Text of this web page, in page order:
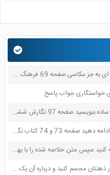
یکی از هنرمندان معاصر مورد علاقه خود را در هر رشته ای به جز عکاسی صفحه 69 فرهنگ و هنر نهم
خواستگاری جواب پاسخ
یکی از حکایت هایی را که تا به حال شنیده اید به زبان ساده بنویسید صفحه 97 نگارش ششم دبستان
یکی از متن های ناتمام زیر را انتخاب کنید و نوشته را ادامه دهید صفحه 73 و 74 کتاب نگارش فارسی پنجم دبستان
یکی از درس های مندرج در کتاب درسی خود را خلاصه کنید سپس متن خلاصه شده را با بهره گیری از روش های دسته بندی نمودار جدول نقشه مفهومی نشان دهید صفحه 118 نگارش یازدهم
یکی از صدا های آبشار به هم خوردن برگ ها زنبور را در ذهنتان مجسم کنید و درباره آن یک بند بنویسید صفحه 11 نگارش پنجم